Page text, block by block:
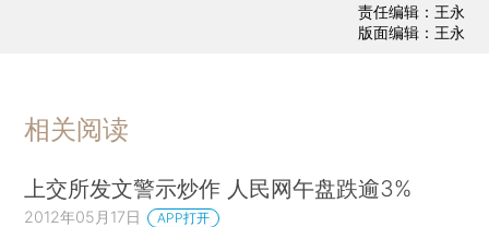
责任编辑：王永
版面编辑：王永
相关阅读
上交所发文警示炒作 人民网午盘跌逾3%
2012年05月17日 APP打开